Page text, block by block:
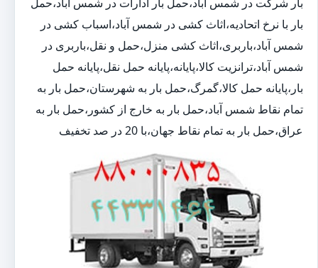
بار با نرخ اتحادیه،اثاث کشی در شمس آباد،اسباب کشی در
شمس آباد،باربری،اثاث کشی منزل،حمل و نقل،باربری در
شمس آباد،ترانزیت کالا،پایانه،پایانه حمل نقل،پایانه حمل
بار،پایانه حمل کالا،گمرگ،حمل بار به شهرستان،حمل بار به
تمام نقاط شمس آباد،حمل بار به خارج از کشور،حمل بار به
عراق،حمل بار به تمام نقاط جهان،با 20 در صد تخفیف